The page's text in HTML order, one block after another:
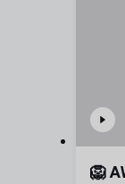
🦁